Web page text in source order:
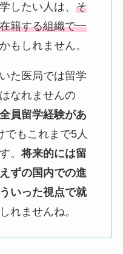
したい人は、 そ
籍する組織で一
もしれません。
た医局では留学
なれませんの
員留学経験があ
でもこれまで5人
。 将来的には留
ずの国内での進
いった視点で就
れませんね。